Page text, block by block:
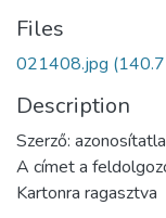
Files
021408.jpg
Description
Szerző:
A címet a
Kartonra ragasztva